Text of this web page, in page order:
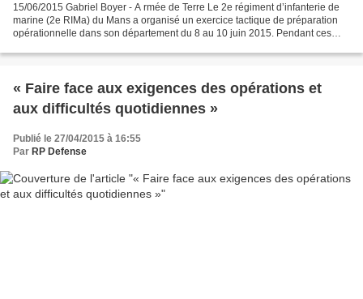
15/06/2015 Gabriel Boyer - A rmée de Terre Le 2e régiment d’infanterie de
marine (2e RIMa) du Mans a organisé un exercice tactique de préparation
opérationnelle dans son département du 8 au 10 juin 2015. Pendant ces
« Faire face aux exigences des opérations et
aux difficultés quotidiennes »
Publié le 27/04/2015 à 16:55
Par RP Defense